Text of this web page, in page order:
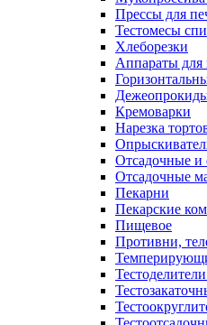
Прессы для
Тестомесы
Хлеборезки
Аппараты для
Кремоварки
Нарезка
Отсадочные
Отсадочные
Пекарни
Пекарские
Пищевое
Противни,